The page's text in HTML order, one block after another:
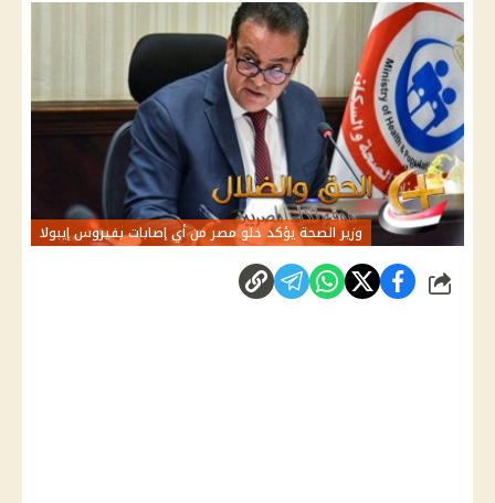
وزير الصحة يؤكد خلو مصر من أي إصابات بفيروس إيبولا
شارك